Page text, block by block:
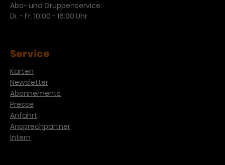
Abo- und Gruppenservice:
Di. - Fr. 10:00 - 16:00 Uhr
Service
Karten
Newsletter
Abonnements
Presse
Anfahrt
Ansprechpartner
Intern